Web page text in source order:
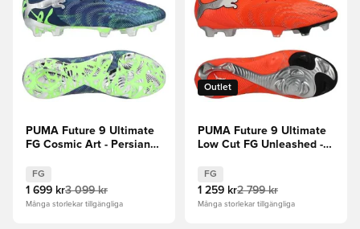
PUMA Future 9 Ultimate
FG Cosmic Art - Persian
LIMITED EDITION
FG
1 699 kr3 099 kr
Många storlekar tillgängliga
Outlet
PUMA Future 9 Ultimate
Low Cut FG Unleashed -
Svart/Puma Silver
FG
1 259 kr2 799 kr
Många storlekar tillgängliga